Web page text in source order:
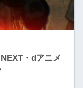
・dアニメ